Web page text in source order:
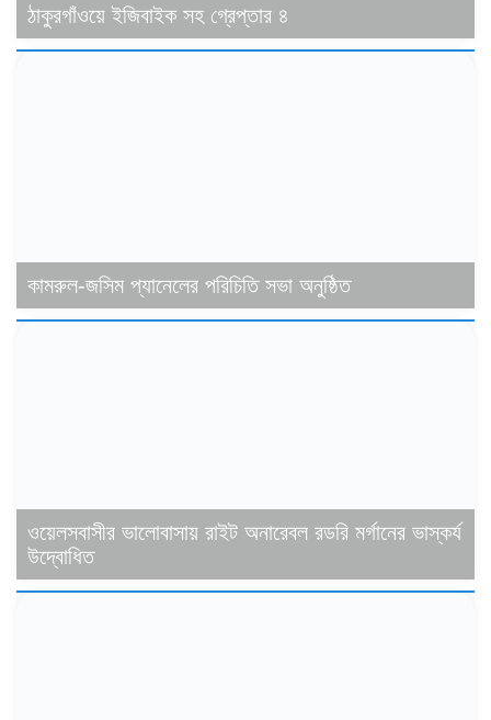
ঠাকুরগাঁওয়ে ইজিবাইক সহ গ্রেপ্তার ৪
কামরুল-জসিম প্যানেলের পরিচিতি সভা অনুষ্ঠিত
ওয়েলসবাসীর ভালোবাসায় রাইট অনারেবল রডরি মর্গানের ভাস্কর্য
উদ্বোধিত